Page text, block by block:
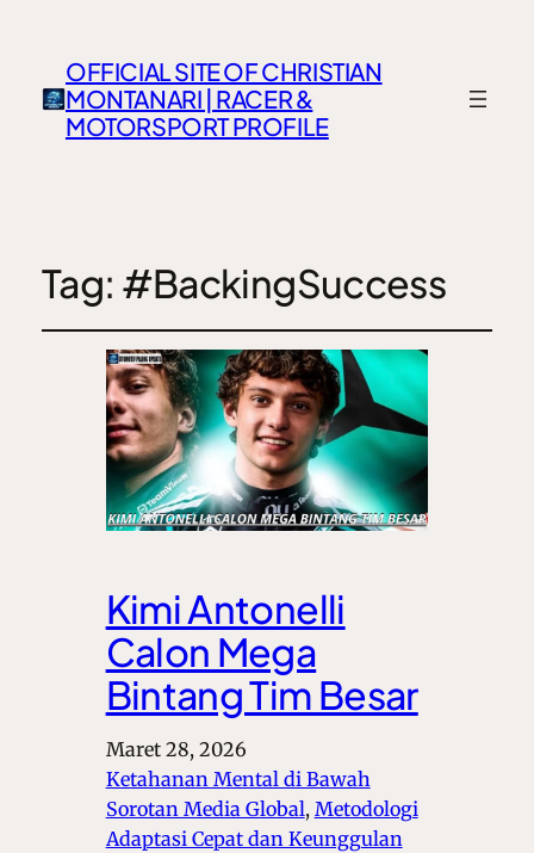
OFFICIAL SITE OF CHRISTIAN
MONTANARI | RACER &
MOTORSPORT PROFILE
Tag: #BackingSuccess
Kimi Antonelli
Calon Mega
Bintang Tim Besar
Maret 28, 2026
Ketahanan Mental di Bawah
Sorotan Media Global, Metodologi
Adaptasi Cepat dan Keunggulan